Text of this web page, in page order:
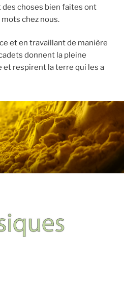
des choses bien faites ont
chez nous.
et en travaillant de manière
donnent la pleine
et respirent la terre qui les a